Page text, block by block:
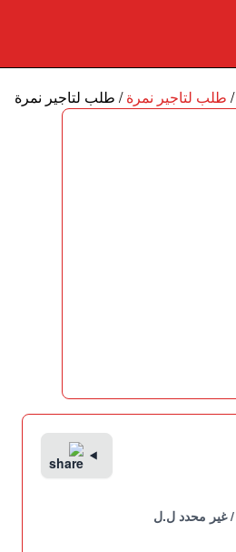
/ طلب لتاجير نمرة/ طلب لتاجير نمرة
/ غير محدد ل.ل